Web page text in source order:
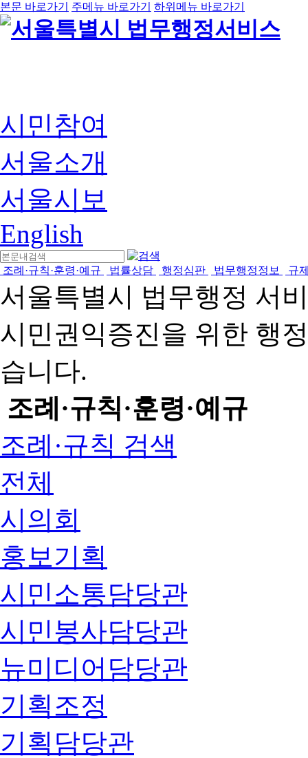
본문 바로가기 주메뉴 바로가기 하위메뉴 바로가기
시민참여
서울소개
서울시보
English
조례·규칙·훈령·예규 법률상담 행정심판 법무행정정보 규
서울특별시 법무행정 서
시민권익증진을 위한 행
습니다.
조례·규칙·훈령·예규
조례·규칙 검색
전체
시의회
홍보기획
시민소통담당관
시민봉사담당관
뉴미디어담당관
기획조정
기획담당관